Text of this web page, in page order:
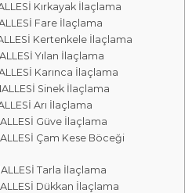
Kırkayak İlaçlama
Fare İlaçlama
Kertenkele İlaçlama
Yılan İlaçlama
Karınca İlaçlama
Sinek İlaçlama
Arı İlaçlama
Güve İlaçlama
Çam Kese Böceği
Tarla İlaçlama
Dükkan İlaçlama